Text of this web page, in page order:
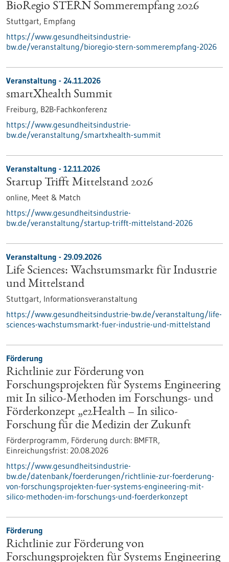
BioRegio STERN Sommerempfang 2026
Stuttgart, Empfang
https://www.gesundheitsindustrie-
bw.de/veranstaltung/bioregio-stern-sommerempfang-2026
Veranstaltung - 24.11.2026
smartXhealth Summit
Freiburg, B2B-Fachkonferenz
https://www.gesundheitsindustrie-
bw.de/veranstaltung/smartxhealth-summit
Veranstaltung - 12.11.2026
Startup Trifft Mittelstand 2026
online, Meet & Match
https://www.gesundheitsindustrie-
bw.de/veranstaltung/startup-trifft-mittelstand-2026
Veranstaltung - 29.09.2026
Life Sciences: Wachstumsmarkt für Industrie
und Mittelstand
Stuttgart, Informationsveranstaltung
https://www.gesundheitsindustrie-bw.de/veranstaltung/life-
sciences-wachstumsmarkt-fuer-industrie-und-mittelstand
Förderung
Richtlinie zur Förderung von
Forschungsprojekten für Systems Engineering
mit In silico-Methoden im Forschungs- und
Förderkonzept „e2Health – In silico-
Forschung für die Medizin der Zukunft
Förderprogramm, Förderung durch: BMFTR,
Einreichungsfrist: 20.08.2026
https://www.gesundheitsindustrie-
bw.de/datenbank/foerderungen/richtlinie-zur-foerderung-
von-forschungsprojekten-fuer-systems-engineering-mit-
silico-methoden-im-forschungs-und-foerderkonzept
Förderung
Richtlinie zur Förderung von
Forschungsprojekten für Systems Engineering